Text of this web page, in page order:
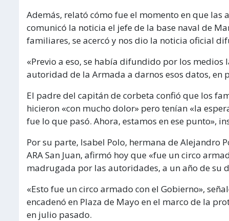
Además, relató cómo fue el momento en que
comunicó la noticia el jefe de la base naval de
familiares, se acercó y nos dio la noticia oficial
«Previo a eso, se había difundido por los
autoridad de la Armada a darnos esos datos, en
El padre del capitán de corbeta confió que los
hicieron «con mucho dolor» pero tenían «la
fue lo que pasó. Ahora, estamos en ese punto»,
Por su parte, Isabel Polo, hermana de
ARA San Juan, afirmó hoy que «fue un circo
madrugada por las autoridades, a un año de su
«Esto fue un circo armado con el Gobierno»,
encadenó en Plaza de Mayo en el marco de la
en julio pasado.